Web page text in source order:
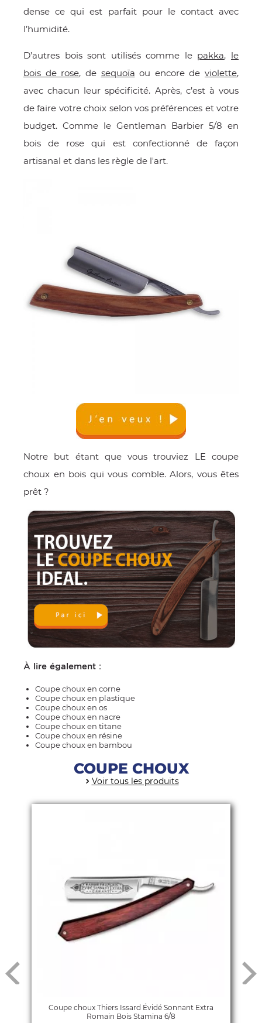
dense ce qui est parfait pour le contact avec
l’humidité.
D’autres bois sont utilisés comme le pakka, le
bois de rose, de sequoïa ou encore de violette,
avec chacun leur spécificité. Après, c’est à vous
de faire votre choix selon vos préférences et votre
budget. Comme le Gentleman Barbier 5/8 en
bois de rose qui est confectionné de façon
artisanal et dans les règle de l'art.
Notre but étant que vous trouviez LE coupe
choux en bois qui vous comble. Alors, vous êtes
prêt ?
À lire également :
Coupe choux en corne
Coupe choux en plastique
Coupe choux en os
Coupe choux en nacre
Coupe choux en titane
Coupe choux en résine
Coupe choux en bambou
COUPE CHOUX
Voir tous les produits
Coupe choux Thiers Issard Évidé Sonnant Extra
Romain Bois Stamina 6/8